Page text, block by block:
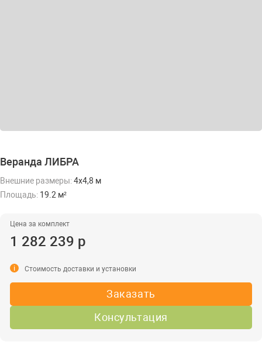
Веранда ЛИБРА
Внешние размеры:4х4,8 м
Площадь: 19.2 м²
Цена за комплект
1 282 239 р
Заказать
Консультация
i Стоимость доставки и установки